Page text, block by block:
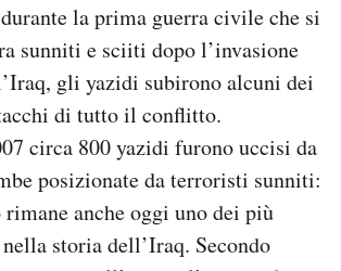
la prima guerra civile che si
sunniti e sciiti dopo l’invasione
gli yazidi subirono alcuni dei
di tutto il conflitto.
circa 800 yazidi furono uccisi da
posizionate da terroristi sunniti:
anche oggi uno dei più
storia dell’Iraq. Secondo